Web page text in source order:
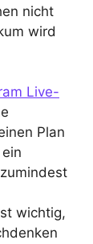
nicht
wird
Live-
Plan
wichtig,